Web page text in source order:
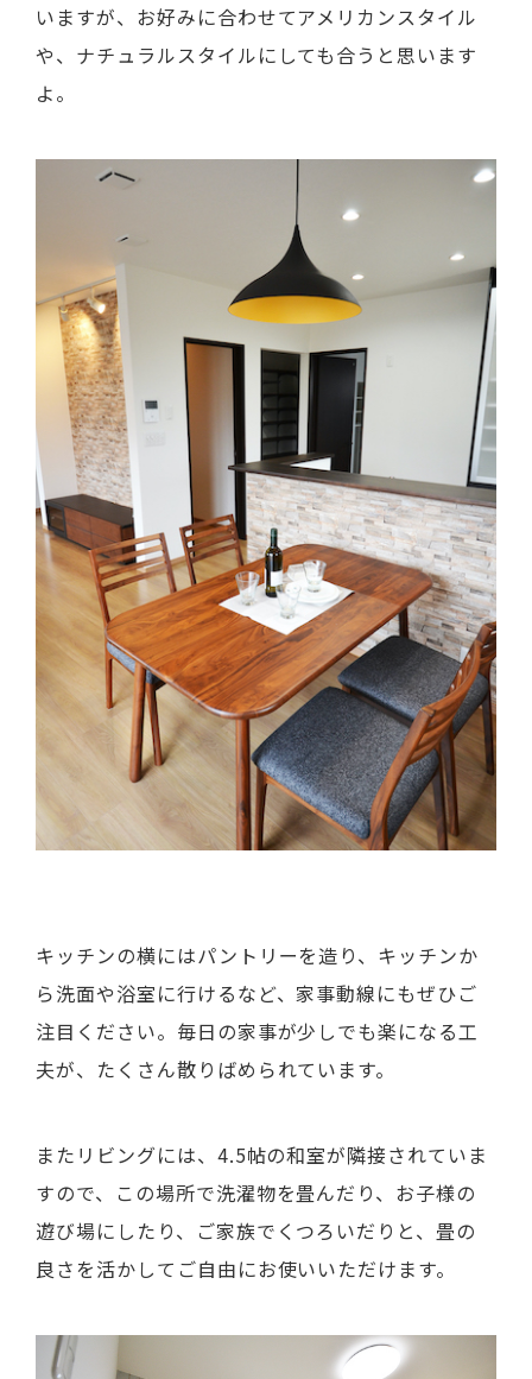
いますが、お好みに合わせてアメリカンスタイル
や、ナチュラルスタイルにしても合うと思います
よ。
キッチンの横にはパントリーを造り、キッチンか
ら洗面や浴室に行けるなど、家事動線にもぜひご
注目ください。毎日の家事が少しでも楽になる工
夫が、たくさん散りばめられています。
またリビングには、4.5帖の和室が隣接されていま
すので、この場所で洗濯物を畳んだり、お子様の
遊び場にしたり、ご家族でくつろいだりと、畳の
良さを活かしてご自由にお使いいただけます。